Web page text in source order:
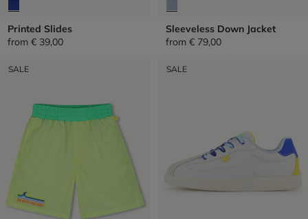
Printed Slides
from € 39,00
Sleeveless Down Jacket
from € 79,00
SALE SALE